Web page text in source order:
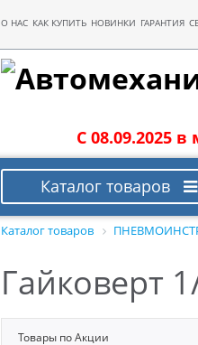
О НАС КАК КУПИТЬ НОВИНКИ ГАРАНТИЯ
С 08.09.2025
Каталог товаров
Каталог товаров
Гайковерт
Товары по Акции